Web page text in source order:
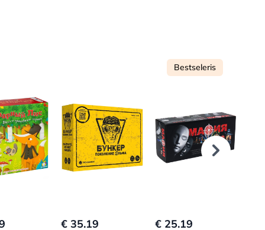
€ 35.19
Bestseleris
€ 25.19